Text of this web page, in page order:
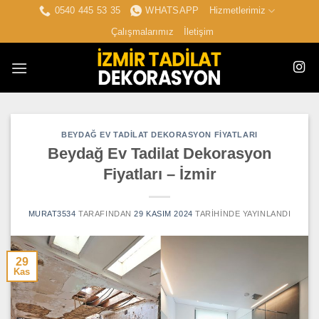
0540 445 53 35 WHATSAPP
Hizmetlerimiz
Çalışmalarımız
İletişim
BEYDAĞ EV TADILAT DEKORASYON FIYATLARI
Beydağ Ev Tadilat Dekorasyon
Fiyatları – İzmir
MURAT3534 TARAFINDAN 29 KASIM 2024 TARIHINDE YAYINLANDI
29
Kas